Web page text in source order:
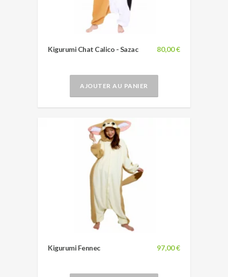
80,00 €
Kigurumi Chat Calico - Sazac
AJOUTER AU PANIER
97,00 €
Kigurumi Fennec